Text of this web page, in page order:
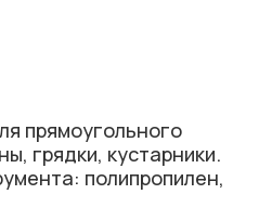
прямоугольного
грядки, кустарники.
полипропилен,